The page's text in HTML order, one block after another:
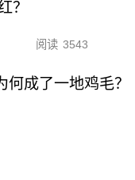
？
阅读 3543
成了一地鸡毛？